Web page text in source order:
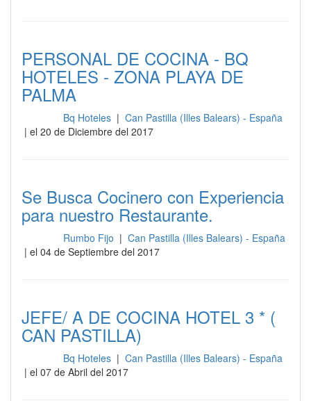
PERSONAL DE COCINA - BQ
HOTELES - ZONA PLAYA DE
PALMA
Bq Hoteles | Can Pastilla (Illes Balears) - España
| el 20 de Diciembre del 2017
Se Busca Cocinero con Experiencia
para nuestro Restaurante.
Rumbo Fijo | Can Pastilla (Illes Balears) - España
| el 04 de Septiembre del 2017
JEFE/ A DE COCINA HOTEL 3 * (
CAN PASTILLA)
Bq Hoteles | Can Pastilla (Illes Balears) - España
| el 07 de Abril del 2017